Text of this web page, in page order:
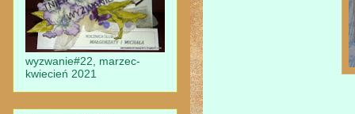
wyzwanie#22, marzec-
kwiecień 2021